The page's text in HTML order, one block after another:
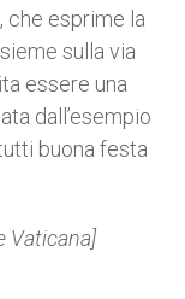
che esprime la
sulla via
essere una
dall’esempio
buona festa
Vaticana]